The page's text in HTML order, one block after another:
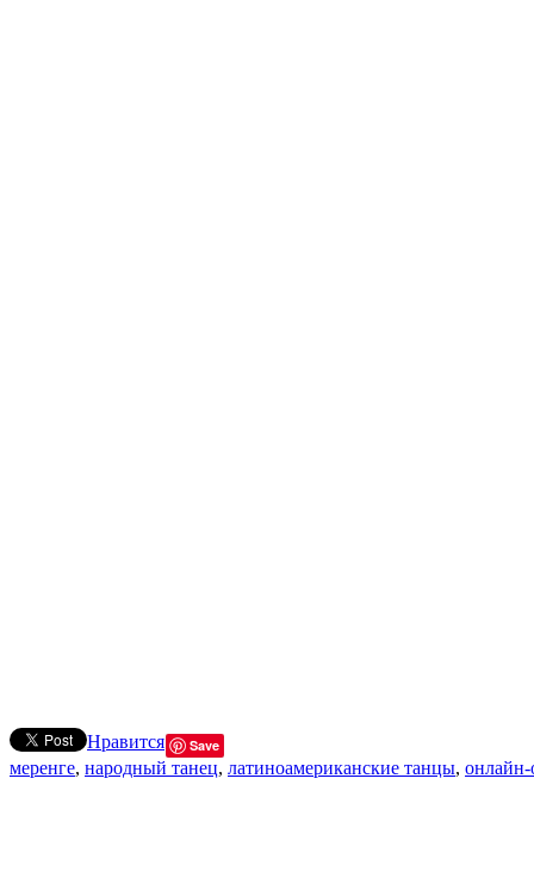
Нравится Save
меренге, народный танец, латиноамериканские танцы, онлайн-